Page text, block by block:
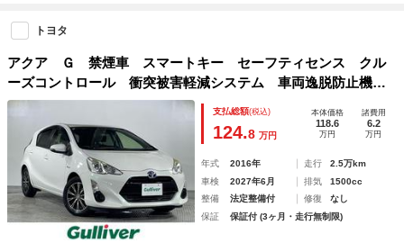
トヨタ
アクア Ｇ 禁煙車 スマートキー セーフティセンス クル
ーズコントロール 衝突被害軽減システム 車両逸脱防止機
能 横滑り防止装置 スマートキー オートマチックハイビー
ム プッシュスタート ＥＶモード エコモード
支払総額(税込)
124.8 万円
本体価格
118.6
万円
諸費用
6.2
万円
年式 2016年 走行
2.5万km
車検
2027年6月 排気
1500cc
整備
法定整備付 修復
なし
保証
保証付 (3ヶ月・走行無制限)